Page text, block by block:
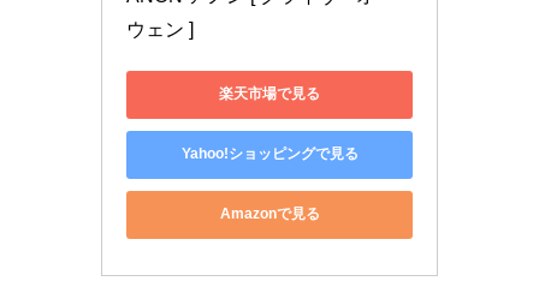
ウェン ]
楽天市場で見る
Yahoo!ショッピングで見る
Amazonで見る